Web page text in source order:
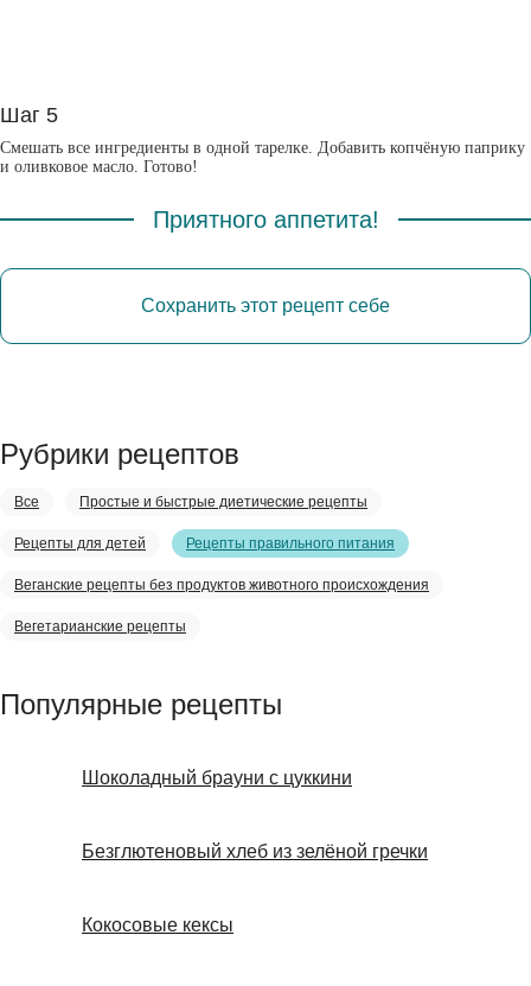
Шаг 5
Смешать все ингредиенты в одной тарелке. Добавить копчёную паприку
и оливковое масло. Готово!
Приятного аппетита!
Сохранить этот рецепт себе
Рубрики рецептов
Все Простые и быстрые диетические рецепты
Рецепты для детей Рецепты правильного питания
Веганские рецепты без продуктов животного происхождения
Вегетарианские рецепты
Популярные рецепты
Шоколадный брауни с цуккини
Безглютеновый хлеб из зелёной гречки
Кокосовые кексы